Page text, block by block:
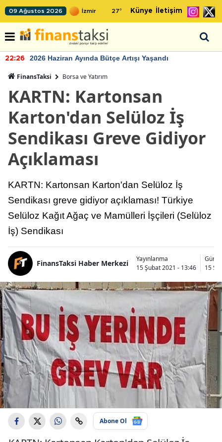
09 Ağustos 2026 27° Künye İletişim
22:26 2026 Haziran Ayında Bütçe Artışı Yaşandı
FinansTaksi Borsa ve Yatırım
KARTN: Kartonsan
Karton'dan Selüloz İş
Sendikası Greve Gidiyor
Açıklaması
KARTN: Kartonsan Karton'dan Selüloz İş
Sendikası greve gidiyor açıklaması! Türkiye
Selüloz Kağıt Ağaç ve Mamülleri İşçileri (Selüloz
İş) Sendikası
FinansTaksi Haber Merkezi
Yayınlanma
15 Şubat 2021 - 13:46
15
Abone Ol